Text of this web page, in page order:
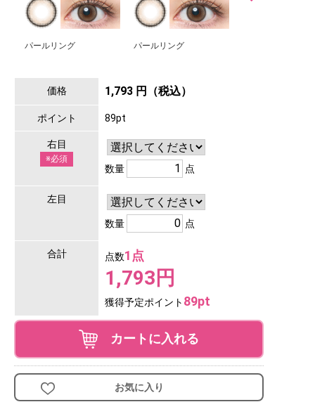
パールリング パールリング
価格 1,793 円（税込）
ポイント 89pt
右目
※必須
数量 点
左目
数量 点
合計 点数1点
1,793円
獲得予定ポイント 89pt
カートに入れる
お気に入り